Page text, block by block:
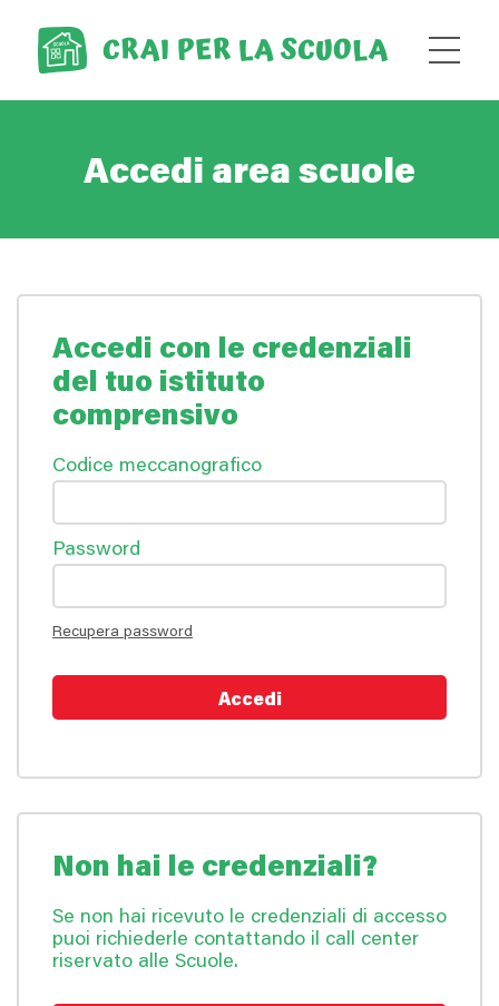
Accedi area scuole
Accedi con le credenziali
del tuo istituto
comprensivo
Codice meccanografico
Password
Recupera password
Non hai le credenziali?
Se non hai ricevuto le credenziali di accesso
puoi richiederle contattando il call center
riservato alle Scuole.